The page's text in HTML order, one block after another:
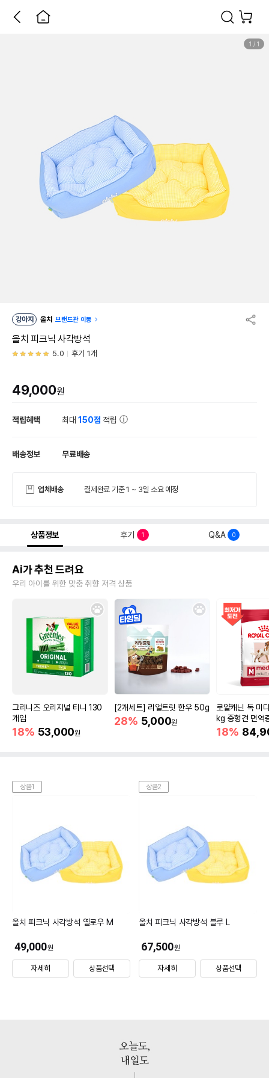
1 / 1
강아지 올치 브랜드관 이동
올치 피크닉 사각방석
5.0 후기 1개
49,000원
적립혜택 최대150점 적립
배송정보 무료배송
업체배송 결제완료 기준 1 ~ 3일 소요 예정
상품정보 후기 1 Q&A 0
Ai가 추천 드려요
우리 아이를 위한 맞춤 취향 저격 상품
그리니즈 오리지널 티니 130
개입
18% 53,000원
[2개세트] 리얼트릿 한우 50g
28% 5,000원
로얄캐닌 독 미
kg 중형견 면역
18%
상품1
올치 피크닉 사각방석 옐로우 M
49,000원
자세히 상품선택
상품2
올치 피크닉 사각방석 블루 L
67,500원
자세히 상품선택